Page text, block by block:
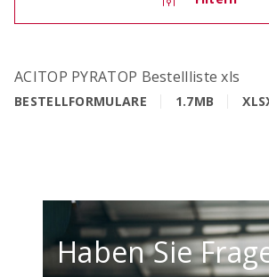
OCIMA –
Ziellebensdauer von
Planungsphase überprüfen
ACITOP PYRATOP Bestellliste xls
BESTELLFORMULARE 1.7MB
Haben Sie